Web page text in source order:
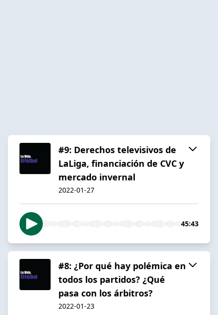
#9: Derechos televisivos de
LaLiga, financiación de CVC y
mercado invernal
2022-01-27
45:43
#8: ¿Por qué hay polémica en
todos los partidos? ¿Qué
pasa con los árbitros?
2022-01-23